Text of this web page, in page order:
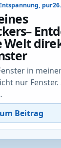
pur
Welt
in
nur Fenster.
Beitrag